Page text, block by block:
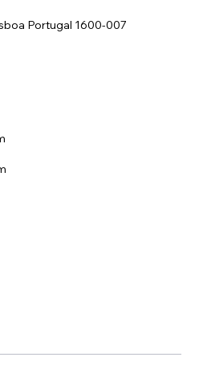
Portugal 1600-007